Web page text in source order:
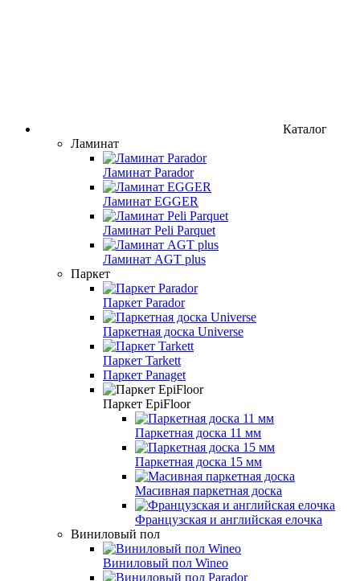
Каталог
Ламинат
Ламинат Parador
Ламинат EGGER
Ламинат Peli Parquet
Ламинат AGT plus
Паркет
Паркет Parador
Паркетная доска Universe
Паркет Tarkett
Паркет Panaget
Паркет EpiFloor
Паркетная доска 11 мм
Паркетная доска 15 мм
Масивная паркетная доска
Французская и английская елочка
Виниловый пол
Виниловый пол Wineo